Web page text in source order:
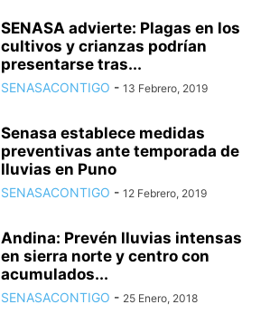
SENASA advierte: Plagas en los
cultivos y crianzas podrían
presentarse tras...
SENASACONTIGO - 13 Febrero, 2019
Senasa establece medidas
preventivas ante temporada de
lluvias en Puno
SENASACONTIGO - 12 Febrero, 2019
Andina: Prevén lluvias intensas
en sierra norte y centro con
acumulados...
SENASACONTIGO - 25 Enero, 2018